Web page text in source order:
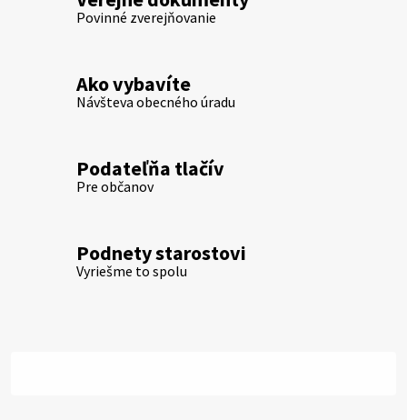
Povinné zverejňovanie
Ako vybavíte
Návšteva obecného úradu
Podateľňa tlačív
Pre občanov
Podnety starostovi
Vyriešme to spolu